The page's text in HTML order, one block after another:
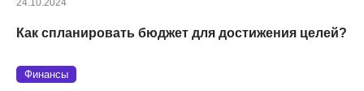
Как спланировать бюджет для достижения целей?
Финансы